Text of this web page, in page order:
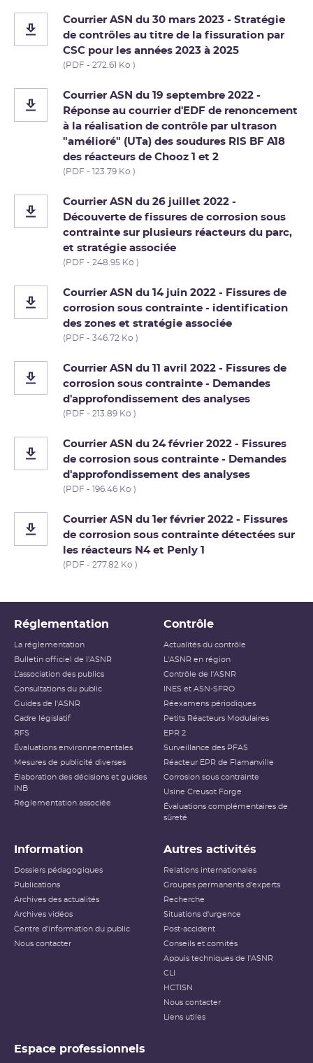
Courrier ASN du 30 mars 2023 - Stratégie
de contrôles au titre de la fissuration par
CSC pour les années 2023 à 2025
(PDF - 272.61 Ko )
Courrier ASN du 19 septembre 2022 -
Réponse au courrier d'EDF de renoncement
à la réalisation de contrôle par ultrason
"amélioré" (UTa) des soudures RIS BF A18
des réacteurs de Chooz 1 et 2
(PDF - 123.79 Ko )
Courrier ASN du 26 juillet 2022 -
Découverte de fissures de corrosion sous
contrainte sur plusieurs réacteurs du parc,
et stratégie associée
(PDF - 248.95 Ko )
Courrier ASN du 14 juin 2022 - Fissures de
corrosion sous contrainte - identification
des zones et stratégie associée
(PDF - 346.72 Ko )
Courrier ASN du 11 avril 2022 - Fissures de
corrosion sous contrainte - Demandes
d'approfondissement des analyses
(PDF - 213.89 Ko )
Courrier ASN du 24 février 2022 - Fissures
de corrosion sous contrainte - Demandes
d'approfondissement des analyses
(PDF - 196.46 Ko )
Courrier ASN du 1er février 2022 - Fissures
de corrosion sous contrainte détectées sur
les réacteurs N4 et Penly 1
(PDF - 277.82 Ko )
Réglementation
La réglementation
Bulletin officiel de l'ASNR
L’association des publics
Consultations du public
Guides de l'ASNR
Cadre législatif
RFS
Évaluations environnementales
Mesures de publicité diverses
Élaboration des décisions et guides
INB
Réglementation associée
Contrôle
Actualités du contrôle
L'ASNR en région
Contrôle de l'ASNR
INES et ASN-SFRO
Réexamens périodiques
Petits Réacteurs Modulaires
EPR 2
Surveillance des PFAS
Réacteur EPR de Flamanville
Corrosion sous contrainte
Usine Creusot Forge
Évaluations complémentaires de
sûreté
Information
Dossiers pédagogiques
Publications
Archives des actualités
Archives vidéos
Centre d'information du public
Nous contacter
Autres activités
Relations internationales
Groupes permanents d'experts
Recherche
Situations d'urgence
Post-accident
Conseils et comités
Appuis techniques de l'ASNR
CLI
HCTISN
Nous contacter
Liens utiles
Espace professionnels